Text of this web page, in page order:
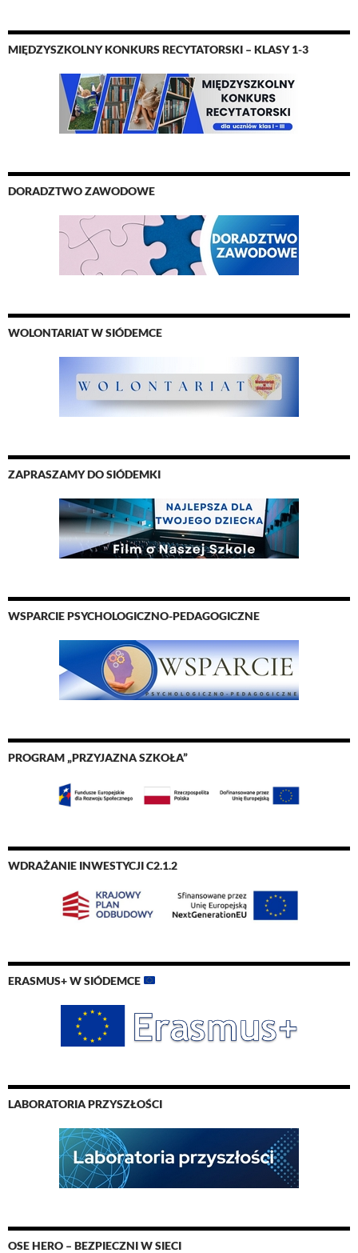
MIĘDZYSZKOLNY KONKURS RECYTATORSKI – KLASY 1-3
DORADZTWO ZAWODOWE
WOLONTARIAT W SIÓDEMCE
ZAPRASZAMY DO SIÓDEMKI
WSPARCIE PSYCHOLOGICZNO-PEDAGOGICZNE
PROGRAM „PRZYJAZNA SZKOŁA”
WDRAŻANIE INWESTYCJI C2.1.2
ERASMUS+ W SIÓDEMCE
LABORATORIA PRZYSZŁOŚCI
OSE HERO – BEZPIECZNI W SIECI